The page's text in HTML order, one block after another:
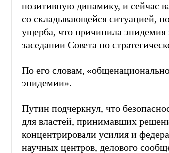
позитивную динамику, и сейчас
со складывающейся ситуацией,
ущерба, что причинила эпидемия
заседании Совета по
По его словам,
эпидемии».
Путин подчеркнул, что
для властей, принимавших
концентрировали усилия и
научных центров, делового